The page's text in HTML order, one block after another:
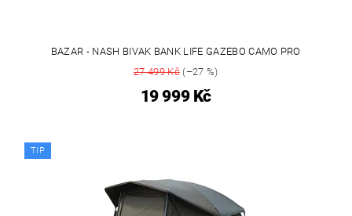
BAZAR - NASH BIVAK BANK LIFE GAZEBO CAMO PRO
27 499 Kč(–27 %)
19 999 Kč
TIP